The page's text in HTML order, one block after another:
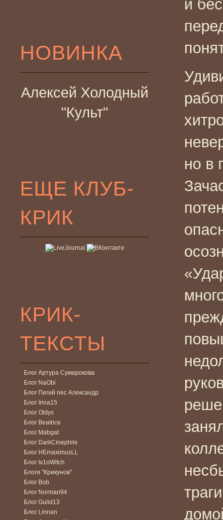
НОВИНКА
Алексей Холодный
"Культ"
ЕЩЕ КЛУБ-
КРИК
КРИК-
ТЕКСТЫ
Блог Артура Сумарокова
Блог NaObi
Блог Пегий пес Александр
Блог Irina15
Блог Oldys
Блог Beatrice
Блог Mabgat
Блог DarkCinephile
Блог HEmaximusLL
Блог Iv1oWitch
Блоги "Крикунов"
Блог Bob
Блог Norman94
Блог Gulid13
Блог Linnan
и
но в